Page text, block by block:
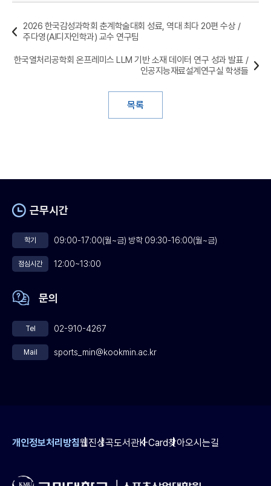
2026 한국감성과학회 춘계학술대회 성료, 역대 최다 20편 수상 /
주다영(AI디자인학과) 교수 연구팀
목록
한국열처리공학회 온프레미스 LLM 기반 소재 데이터 연구 성과 발표 /
인공지능재료설계연구실 학생들
개인정보처리방침웹진성곡도서관K-Card찾아오시는길
근무시간
학기 09:00-17:00(월~금) 방학 09:30-16:00(월~금)
점심시간 12:00~13:00
문의
Tel 02-910-4267
Mail sports_min@kookmin.ac.kr